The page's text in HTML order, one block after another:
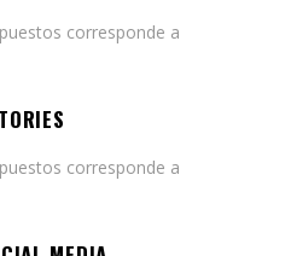
corresponde a
corresponde a